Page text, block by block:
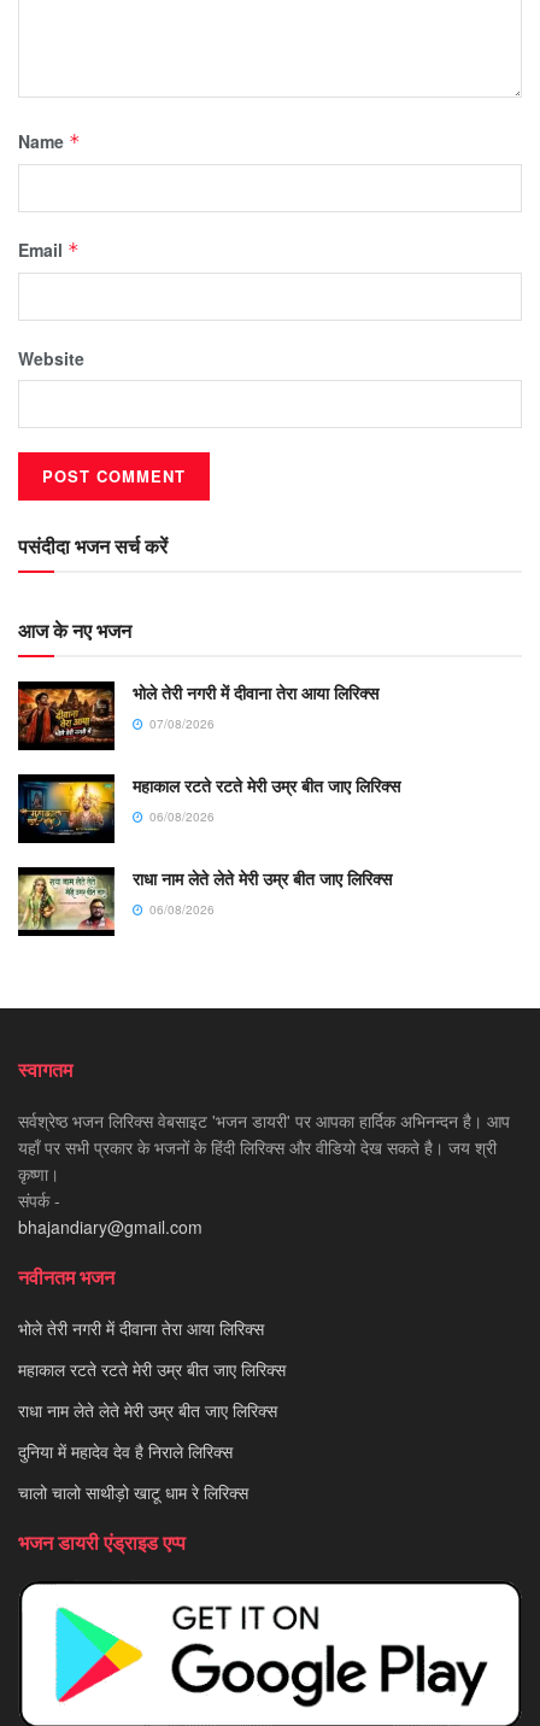
Name *
Email *
Website
पसंदीदा भजन सर्च करें
आज के नए भजन
भोले तेरी नगरी में दीवाना तेरा आया लिरिक्स
07/08/2026
महाकाल रटते रटते मेरी उम्र बीत जाए लिरिक्स
06/08/2026
राधा नाम लेते लेते मेरी उम्र बीत जाए लिरिक्स
06/08/2026
स्वागतम
सर्वश्रेष्ठ भजन लिरिक्स वेबसाइट 'भजन डायरी' पर आपका हार्दिक अभिनन्दन है। आप
यहाँ पर सभी प्रकार के भजनों के हिंदी लिरिक्स और वीडियो देख सकते है। जय श्री
कृष्णा।
संपर्क -
bhajandiary@gmail.com
नवीनतम भजन
भोले तेरी नगरी में दीवाना तेरा आया लिरिक्स
महाकाल रटते रटते मेरी उम्र बीत जाए लिरिक्स
राधा नाम लेते लेते मेरी उम्र बीत जाए लिरिक्स
दुनिया में महादेव देव है निराले लिरिक्स
चालो चालो साथीड़ो खाटू धाम रे लिरिक्स
भजन डायरी एंड्राइड एप्प